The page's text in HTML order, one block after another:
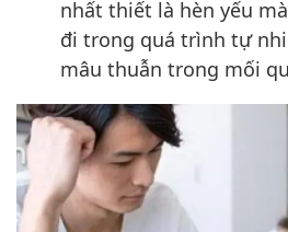
nhất thiết là hèn yếu
đi trong quá trình tự
mâu thuẫn trong mối